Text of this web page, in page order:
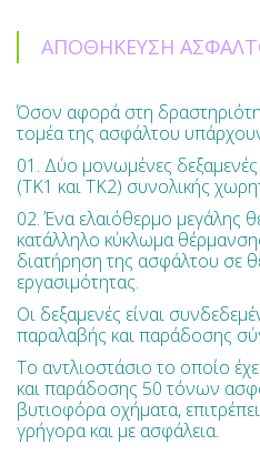
ΑΠΟΘΗΚΕΥΣΗ
Όσον αφορά στη
τομέα της ασφάλτου
01. Δύο μονωμένες
(ΤΚ1 και ΤΚ2) συνολικής
02. Ένα ελαιόθερμο μεγάλης
κατάλληλο κύκλωμα
διατήρηση της ασφάλτου σε
εργασιμότητας.
Οι δεξαμενές είναι
παραλαβής και παράδοσης
Το αντλιοστάσιο το οποίο
και παράδοσης 50 τόνων
βυτιοφόρα οχήματα,
γρήγορα και με ασφάλεια.